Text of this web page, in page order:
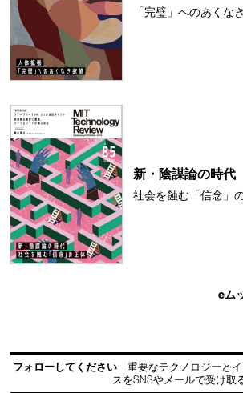
「完璧」へのあくな
新・陰謀論の時代
社会を蝕む「信念」
eム
フォローしてください
重要なテクノロジーと
スをSNSやメールで受け取